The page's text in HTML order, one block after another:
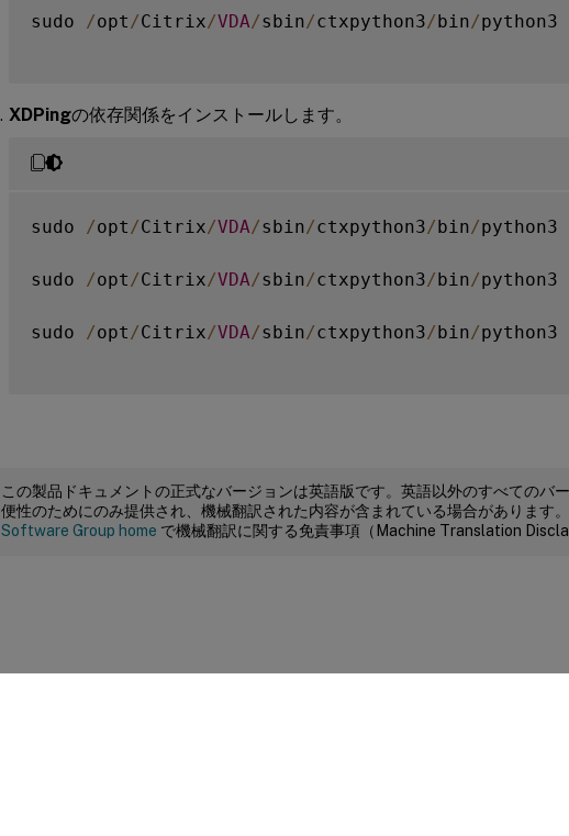
sudo /opt /Citrix/VDA/sbin/ctxpython3/bin/python3
XDPingの依存関係をインストールします。
sudo /opt /Citrix/VDA/sbin/ctxpython3/bin/python3
sudo /opt /Citrix/VDA/sbin/ctxpython3/bin/python3
sudo /opt /Citrix/VDA/sbin/ctxpython3/bin/python3
この製品ドキュメントの正式なバージョンは英語版です。英語以外のすべてのバ
便性のためにのみ提供され、機械翻訳された内容が含まれている場合があります
Software Group home で機械翻訳に関する免責事項（Machine Translation